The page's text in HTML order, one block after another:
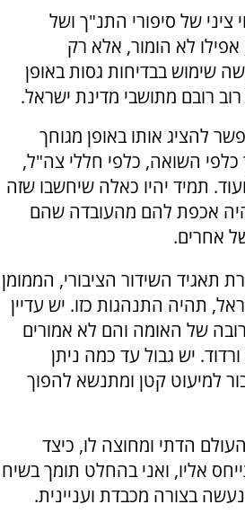
ציני של סיפורי התנ"ך ושל
לא הומור, אלא רק
שימוש בבדיחות גסות באופן
רובם מתושבי מדינת ישראל.
להציג אותו באופן מגוחך
כלפי השואה, כלפי חללי צה"ל,
תמיד יהיו כאלה שיחשבו שזה
אכפת להם מהעובדה שהם
אחרים.
תאגיד השידור הציבורי, הממומן
תהיה התנהגות כזו. יש עדיין
של האומה והם לא אמורים
יש גבול עד כמה ניתן
למיעוט קטן ומתנשא להפוך
הדתי ומחוצה לו, כיצד
אליו, ואני בהחלט תומך בשיח
בצורה מכבדת ועניינית.